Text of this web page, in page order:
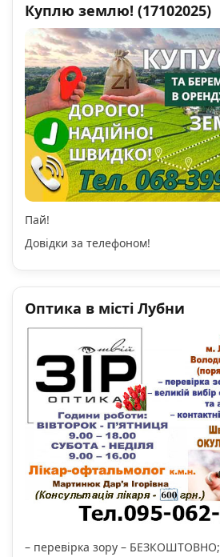
Куплю землю! (17102025)
Пай!
Довідки за телефоном!
Оптика в місті Лубни
– перевірка зору – БЕЗКОШТОВНО;